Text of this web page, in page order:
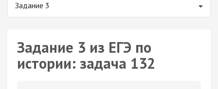
Задание 3
Задание 3 из ЕГЭ по
истории: задача 132